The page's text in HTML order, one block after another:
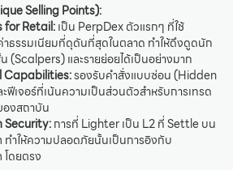
Selling Points):
for Retail:เป็น PerpDex ตัวแรกๆ ที่ใช้
าธรรมเนียมที่ดุดันที่สุดในตลาด ทำให้ดึงดูดนัก
น (Scalpers) และรายย่อยได้เป็นอย่างมาก
Capabilities:รองรับคำสั่งแบบซ่อน (Hidden
ฟีเจอร์ที่เน้นความเป็นส่วนตัวสำหรับการเทรด
งสถาบัน
Security:การที่ Lighter เป็น L2 ที่ Settle บน
ทำให้ความปลอดภัยนั้นเป็นการอิงกับ
ดยตรง